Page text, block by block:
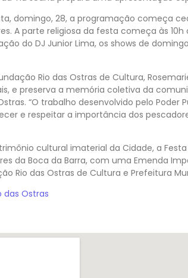
domingo, 28, a programação começa
A parte religiosa da festa começa às
do DJ Junior Lima, os shows de
Rio das Ostras de Cultura,
e preserva a memória coletiva da
“O trabalho desenvolvido pelo
e respeitar a importância dos
cultural imaterial da Cidade, a
da Boca da Barra, com uma Emenda
Rio das Ostras de Cultura e Prefeitura
das Ostras